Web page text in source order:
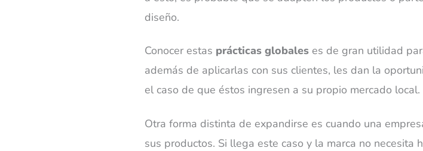
diseño.
Conocer estas prácticas globales es de gran utilidad
además de aplicarlas con sus clientes, les dan la
el caso de que éstos ingresen a su propio mercado local.
Otra forma distinta de expandirse es cuando una
sus productos. Si llega este caso y la marca no necesita